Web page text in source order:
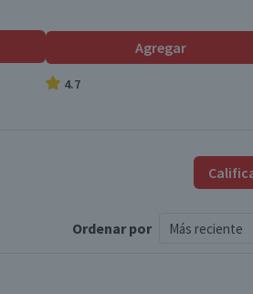
Agregar
4.7
Ordenar por Más reciente